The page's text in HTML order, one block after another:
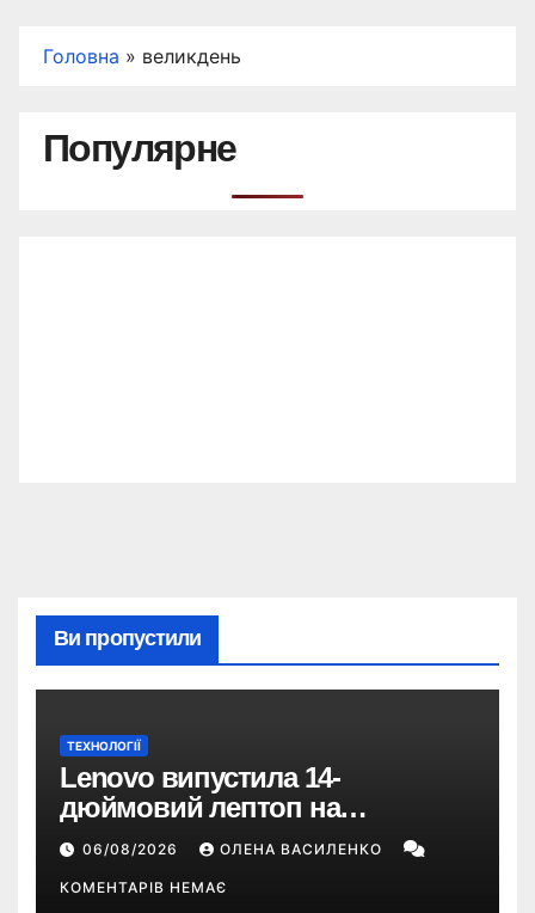
Головна » великдень
Популярне
Ви пропустили
ТЕХНОЛОГІЇ
Lenovo випустила 14-
дюймовий лептоп на
Snapdragon X2 з автономністю
понад 33 години
06/08/2026 ОЛЕНА ВАСИЛЕНКО
КОМЕНТАРІВ НЕМАЄ